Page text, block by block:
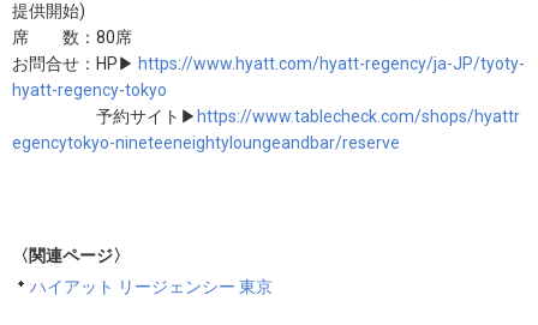
提供開始)
席 数：80席
お問合せ：HP▶ https://www.hyatt.com/hyatt-regency/ja-JP/tyoty-
hyatt-regency-tokyo
予約サイト▶ https://www.tablecheck.com/shops/hyattr
egencytokyo-nineteeneightyloungeandbar/reserve
〈関連ページ〉
ハイアット リージェンシー 東京